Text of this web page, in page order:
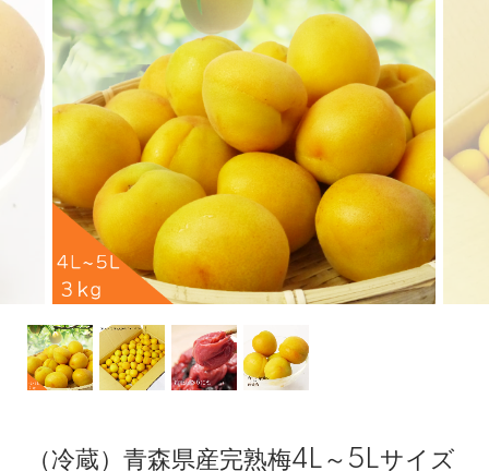
（冷蔵）青森県産完熟梅4L～5Lサイズ